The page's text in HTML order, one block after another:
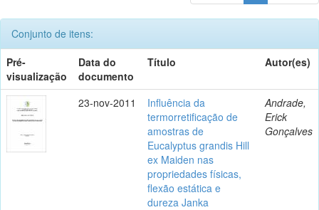
Conjunto de itens:
Pré-
visualização
Data do
documento
Título Autor(es)
23-nov-2011
Influência da
termorretificação de
amostras de
Eucalyptus grandis Hill
ex Maiden nas
propriedades físicas,
flexão estática e
dureza Janka
Andrade,
Erick
Gonçalves